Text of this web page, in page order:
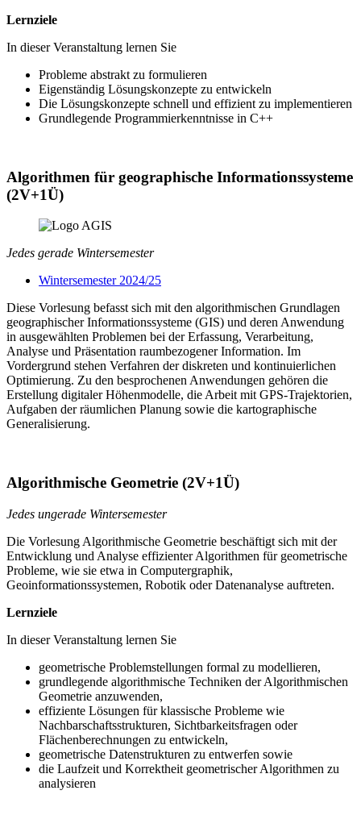
Lernziele
In dieser Veranstaltung lernen Sie
Probleme abstrakt zu formulieren
Eigenständig Lösungskonzepte zu entwickeln
Die Lösungskonzepte schnell und effizient zu implementieren
Grundlegende Programmierkenntnisse in C++
Algorithmen für geographische Informationssysteme
(2V+1Ü)
Jedes gerade Wintersemester
Wintersemester 2024/25
Diese Vorlesung befasst sich mit den algorithmischen Grundlagen
geographischer Informationssysteme (GIS) und deren Anwendung
in ausgewählten Problemen bei der Erfassung, Verarbeitung,
Analyse und Präsentation raumbezogener Information. Im
Vordergrund stehen Verfahren der diskreten und kontinuierlichen
Optimierung. Zu den besprochenen Anwendungen gehören die
Erstellung digitaler Höhenmodelle, die Arbeit mit GPS-Trajektorien,
Aufgaben der räumlichen Planung sowie die kartographische
Generalisierung.
Algorithmische Geometrie (2V+1Ü)
Jedes ungerade Wintersemester
Die Vorlesung Algorithmische Geometrie beschäftigt sich mit der
Entwicklung und Analyse effizienter Algorithmen für geometrische
Probleme, wie sie etwa in Computergraphik,
Geoinformationssystemen, Robotik oder Datenanalyse auftreten.
Lernziele
In dieser Veranstaltung lernen Sie
geometrische Problemstellungen formal zu modellieren,
grundlegende algorithmische Techniken der Algorithmischen
Geometrie anzuwenden,
effiziente Lösungen für klassische Probleme wie
Nachbarschaftsstrukturen, Sichtbarkeitsfragen oder
Flächenberechnungen zu entwickeln,
geometrische Datenstrukturen zu entwerfen sowie
die Laufzeit und Korrektheit geometrischer Algorithmen zu
analysieren